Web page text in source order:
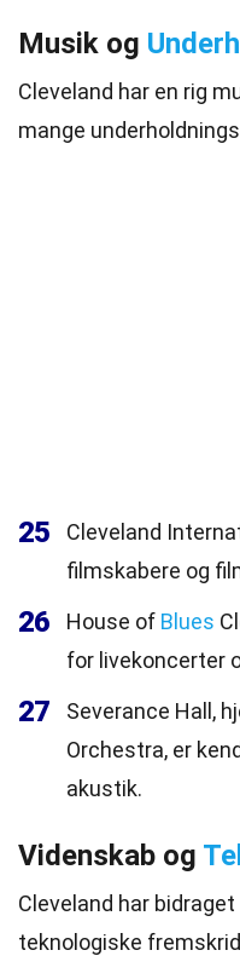
Musik og
Cleveland har en rig
mange
25
Cleveland
filmskabere og
26 House of Blues
for livekoncerter
27
Severance Hall,
Orchestra, er
akustik.
Videnskab og
Cleveland har
teknologiske